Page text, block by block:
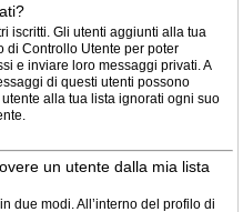
iscritti. Gli utenti aggiunti alla tua
di Controllo Utente per poter
e inviare loro messaggi privati. A
di questi utenti possono
alla tua lista ignorati ogni suo
un utente dalla mia lista
due modi. All’interno del profilo di